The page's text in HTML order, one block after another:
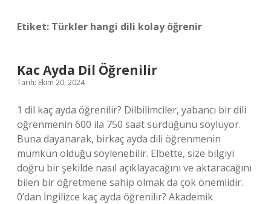
Etiket: Türkler hangi dili kolay öğrenir
Kac Ayda Dil Öğrenilir
Tarih: Ekim 20, 2024
1 dil kaç ayda öğrenilir? Dilbilimciler, yabancı bir dili
öğrenmenin 600 ila 750 saat sürdüğünü söylüyor.
Buna dayanarak, birkaç ayda dili öğrenmenin
mümkün olduğu söylenebilir. Elbette, size bilgiyi
doğru bir şekilde nasıl açıklayacağını ve aktaracağını
bilen bir öğretmene sahip olmak da çok önemlidir.
0’dan İngilizce kaç ayda öğrenilir? Akademik